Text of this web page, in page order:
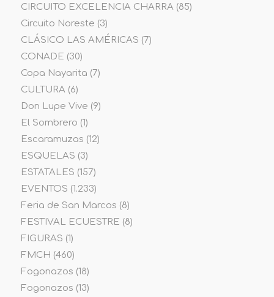
CIRCUITO EXCELENCIA CHARRA(85)
Circuito Noreste (3)
CLÁSICO LAS AMÉRICAS (7)
CONADE (30)
Copa Nayarita (7)
CULTURA(6)
Don Lupe Vive (9)
El Sombrero (1)
Escaramuzas (12)
ESQUELAS (3)
ESTATALES (157)
EVENTOS (1.233)
Feria de San Marcos (8)
FESTIVAL ECUESTRE (8)
FIGURAS (1)
FMCH (460)
Fogonazos (18)
Fogonazos (13)